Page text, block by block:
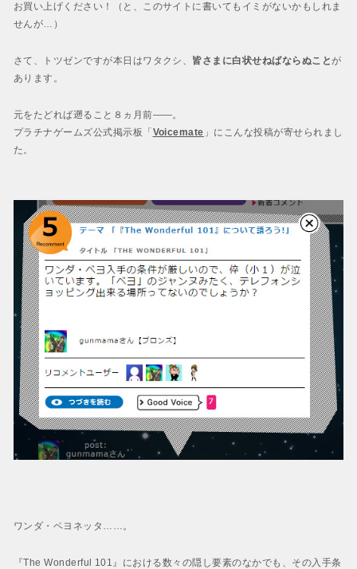
お買い上げください！（と、このサイトに書いてもイミがないかもしれま
せんが…）
さて、トツゼンですが本日はワタクシ、 皆さまに白状せねばならぬことが
あります。
元をたどれば遡ること８ヵ月前――。
プラチナゲームズ公式掲示板「 Voicemate 」にこんな投稿が寄せられまし
た。
ワンダ・ベヨネッタ ……。
『The Wonderful 101』における数々の隠し要素のなかでも、その入手条